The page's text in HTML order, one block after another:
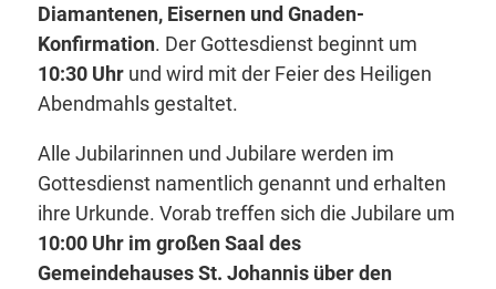
Diamantenen, Eisernen und Gnaden-
Konfirmation. Der Gottesdienst beginnt um
10:30 Uhrund wird mit der Feier des Heiligen
Abendmahls gestaltet.
Alle Jubilarinnen und Jubilare werden im
Gottesdienst namentlich genannt und erhalten
ihre Urkunde. Vorab treffen sich die Jubilare um
10:00 Uhr im großen Saal des
Gemeindehauses St. Johannis über den